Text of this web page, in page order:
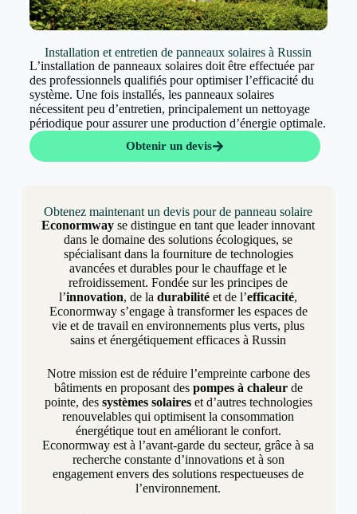
Installation et entretien de panneaux solaires à Russin
L’installation de panneaux solaires doit être effectuée par
des professionnels qualifiés pour optimiser l’efficacité du
système. Une fois installés, les panneaux solaires
nécessitent peu d’entretien, principalement un nettoyage
périodique pour assurer une production d’énergie optimale.
Obtenir un devis
Obtenez maintenant un devis pour de panneau solaire
Econormway se distingue en tant que leader innovant
dans le domaine des solutions écologiques, se
spécialisant dans la fourniture de technologies
avancées et durables pour le chauffage et le
refroidissement. Fondée sur les principes de
l’innovation, de ladurabilité et de l’efficacité,
Econormway s’engage à transformer les espaces de
vie et de travail en environnements plus verts, plus
sains et énergétiquement efficaces à Russin
Notre mission est de réduire l’empreinte carbone des
bâtiments en proposant des pompes à chaleurde
pointe, des systèmes solaireset d’autres technologies
renouvelables qui optimisent la consommation
énergétique tout en améliorant le confort.
Econormway est à l’avant-garde du secteur, grâce à sa
recherche constante d’innovations et à son
engagement envers des solutions respectueuses de
l’environnement.